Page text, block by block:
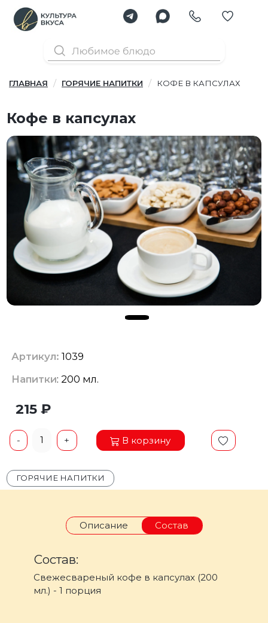
ГЛАВНАЯ ГОРЯЧИЕ НАПИТКИ КОФЕ В КАПСУЛАХ
Кофе в капсулах
Артикул: 1039
Напитки: 200 мл.
215 ₽
- 1 + В корзину
ГОРЯЧИЕ НАПИТКИ
Описание Состав
Состав:
Свежесвареный кофе в капсулах (200
мл.) - 1 порция